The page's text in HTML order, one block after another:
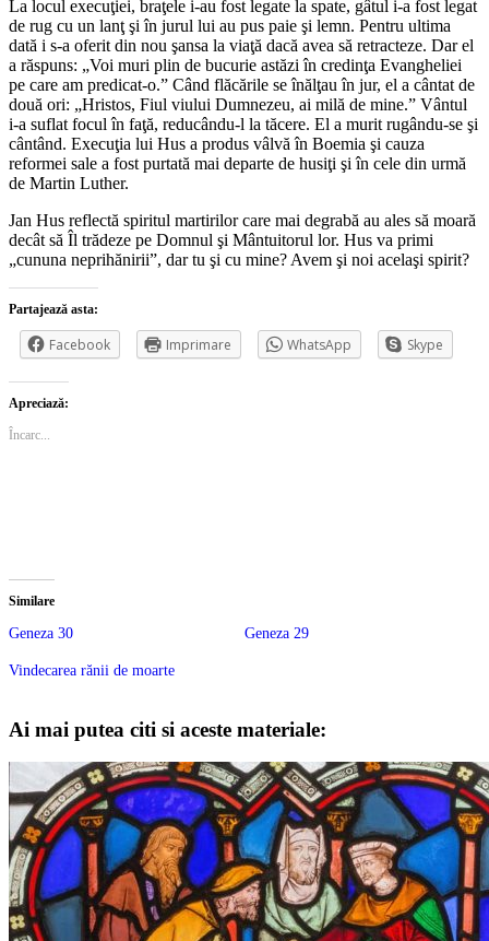
La locul execuţiei, braţele i-au fost legate la spate, gâtul i-a fost legat
de rug cu un lanţ şi în jurul lui au pus paie şi lemn. Pentru ultima
dată i s-a oferit din nou şansa la viaţă dacă avea să retracteze. Dar el
a răspuns: „Voi muri plin de bucurie astăzi în credinţa Evangheliei
pe care am predicat-o.” Când flăcările se înălţau în jur, el a cântat de
două ori: „Hristos, Fiul viului Dumnezeu, ai milă de mine.” Vântul
i-a suflat focul în faţă, reducându-l la tăcere. El a murit rugându-se şi
cântând. Execuţia lui Hus a produs vâlvă în Boemia şi cauza
reformei sale a fost purtată mai departe de husiţi şi în cele din urmă
de Martin Luther.
Jan Hus reflectă spiritul martirilor care mai degrabă au ales să moară
decât să Îl trădeze pe Domnul şi Mântuitorul lor. Hus va primi
„cununa neprihănirii”, dar tu şi cu mine? Avem şi noi acelaşi spirit?
Partajează asta:
Facebook Imprimare WhatsApp Skype
Apreciază:
Încarc...
Similare
Geneza 30 Geneza 29
Vindecarea rănii de moarte
Ai mai putea citi si aceste materiale: